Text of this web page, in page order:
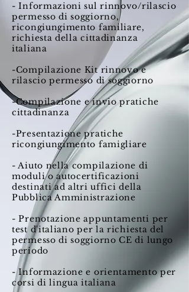
- Informazioni sul rinnovo/rilascio
permesso di soggiorno,
ricongiungimento familiare,
richiesta della cittadinanza
italiana
-Compilazione Kit rinnovo e
rilascio permesso di soggiorno
-Compilazione e invio pratiche
cittadinanza
-Presentazione pratiche
ricongiungimento famigliare
- Aiuto nella compilazione di
moduli o autocertificazioni
destinati ad altri uffici della
Pubblica Amministrazione
- Prenotazione appuntamenti per
test d'italiano per la richiesta del
permesso di soggiorno CE di lungo
periodo
- Informazione e orientamento per
corsi di lingua italiana